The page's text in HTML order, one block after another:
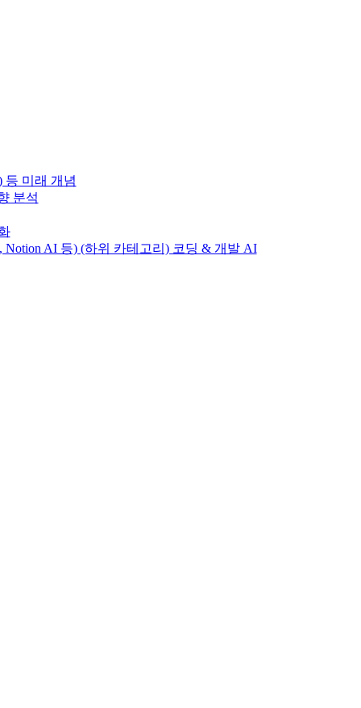
등 미래 개념
분석
Notion AI 등) (하위 카테고리) 코딩 & 개발 AI